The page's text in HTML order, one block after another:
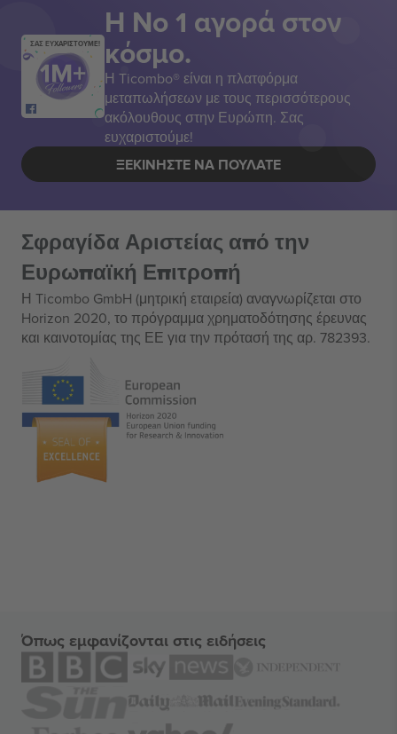
ΣΑΣ ΕΥΧΑΡΙΣΤΟΥΜΕ!
Η Νο 1 αγορά στον
κόσμο.
Η Ticombo® είναι η πλατφόρμα
μεταπωλήσεων με τους περισσότερους
ακόλουθους στην Ευρώπη. Σας
ευχαριστούμε!
ΞΕΚΙΝΉΣΤΕ ΝΑ ΠΟΥΛΆΤΕ
Σφραγίδα Αριστείας από την
Ευρωπαϊκή Επιτροπή
Η Ticombo GmbH (μητρική εταιρεία) αναγνωρίζεται στο
Horizon 2020, το πρόγραμμα χρηματοδότησης έρευνας
και καινοτομίας της ΕΕ για την πρότασή της αρ. 782393.
Όπως εμφανίζονται στις ειδήσεις